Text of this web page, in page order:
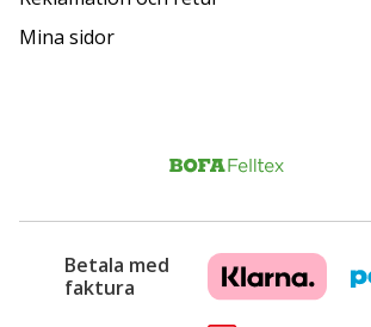
Mina sidor
Betala med
faktura